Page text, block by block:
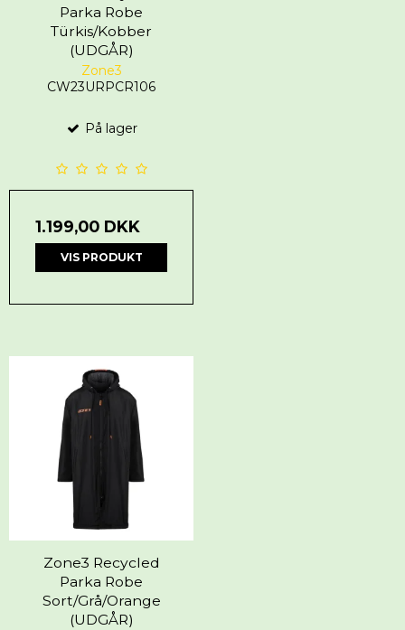
Parka Robe
Türkis/Kobber
(UDGÅR)
Zone3
CW23URPCR106
På lager
1.199,00 DKK
VIS PRODUKT
Zone3 Recycled
Parka Robe
Sort/Grå/Orange
(UDGÅR)